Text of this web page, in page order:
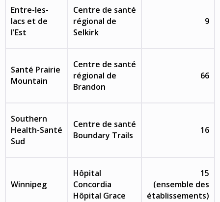
Entre-les-
lacs et de
l'Est
Centre de santé
régional de
Selkirk
9
Santé Prairie
Mountain
Centre de santé
régional de
Brandon
66
Southern
Health-Santé
Sud
Centre de santé
Boundary Trails
16
Winnipeg
Hôpital
Concordia
Hôpital Grace
15
(ensemble des
établissements)